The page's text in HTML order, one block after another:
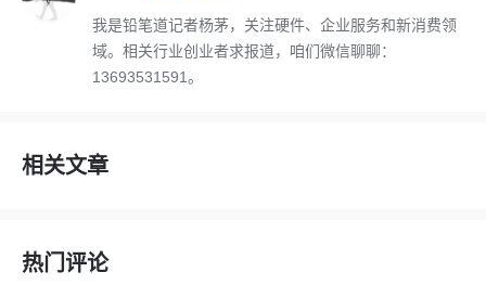
我是铅笔道记者杨茅，关注硬件、企业服务和新消费领
域。相关行业创业者求报道，咱们微信聊聊：
13693531591。
相关文章
热门评论